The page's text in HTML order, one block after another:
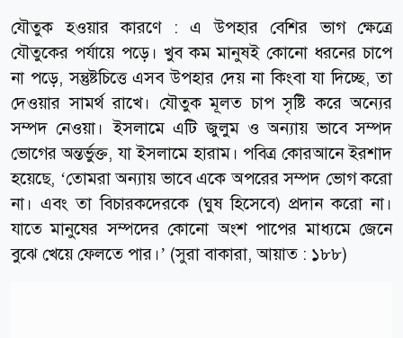
যৌতুক হওয়ার কারণে : এ উপহার বেশির ভাগ ক্ষেত্রে
যৌতুকের পর্যায়ে পড়ে। খুব কম মানুষই কোনো ধরনের চাপে
না পড়ে, সন্তুষ্টচিত্তে এসব উপহার দেয় না কিংবা যা দিচ্ছে, তা
দেওয়ার সামর্থ রাখে। যৌতুক মূলত চাপ সৃষ্টি করে অন্যের
সম্পদ নেওয়া। ইসলামে এটি জুলুম ও অন্যায় ভাবে সম্পদ
ভোগের অন্তর্ভুক্ত, যা ইসলামে হারাম। পবিত্র কোরআনে ইরশাদ
হয়েছে, ‘তোমরা অন্যায় ভাবে একে অপরের সম্পদ ভোগ করো
না। এবং তা বিচারকদেরকে (ঘুষ হিসেবে) প্রদান করো না।
যাতে মানুষের সম্পদের কোনো অংশ পাপের মাধ্যমে জেনে
বুঝে খেয়ে ফেলতে পার।’ (সুরা বাকারা, আয়াত : ১৮৮)